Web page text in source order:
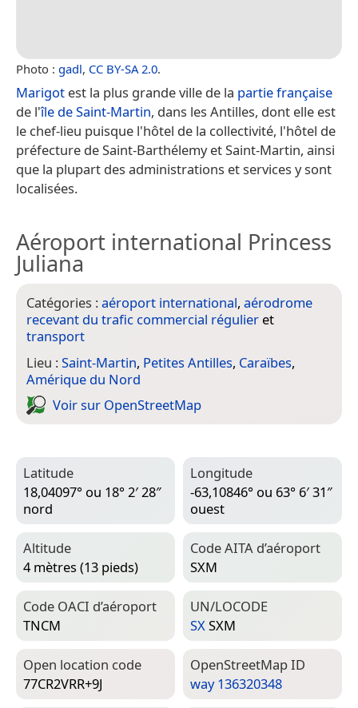
Photo : gadl, CC BY-SA 2.0.
Marigot est la plus grande ville de la partie française
de l'île de Saint-Martin, dans les Antilles, dont elle est
le chef-lieu puisque l'hôtel de la collectivité, l'hôtel de
préfecture de Saint-Barthélemy et Saint-Martin, ainsi
que la plupart des administrations et services y sont
localisées.
Aéroport international Princess
Juliana
Catégories :aéroport international, aérodrome
recevant du trafic commercial régulier et
transport
Lieu :Saint-Martin, Petites Antilles, Caraïbes,
Amérique du Nord
Voir sur Open­Street­Map
Latitude
18,04097° ou 18° 2′ 28″
nord
Longitude
-63,10846° ou 63° 6′ 31″
ouest
Altitude
4 mètres (13 pieds)
Code AITA d’aéroport
SXM
Code OACI d’aéroport
TNCM
UN/LOCODE
SXSXM
Open location code
77CR2VRR+9J
Open­Street­Map ID
way 136320348